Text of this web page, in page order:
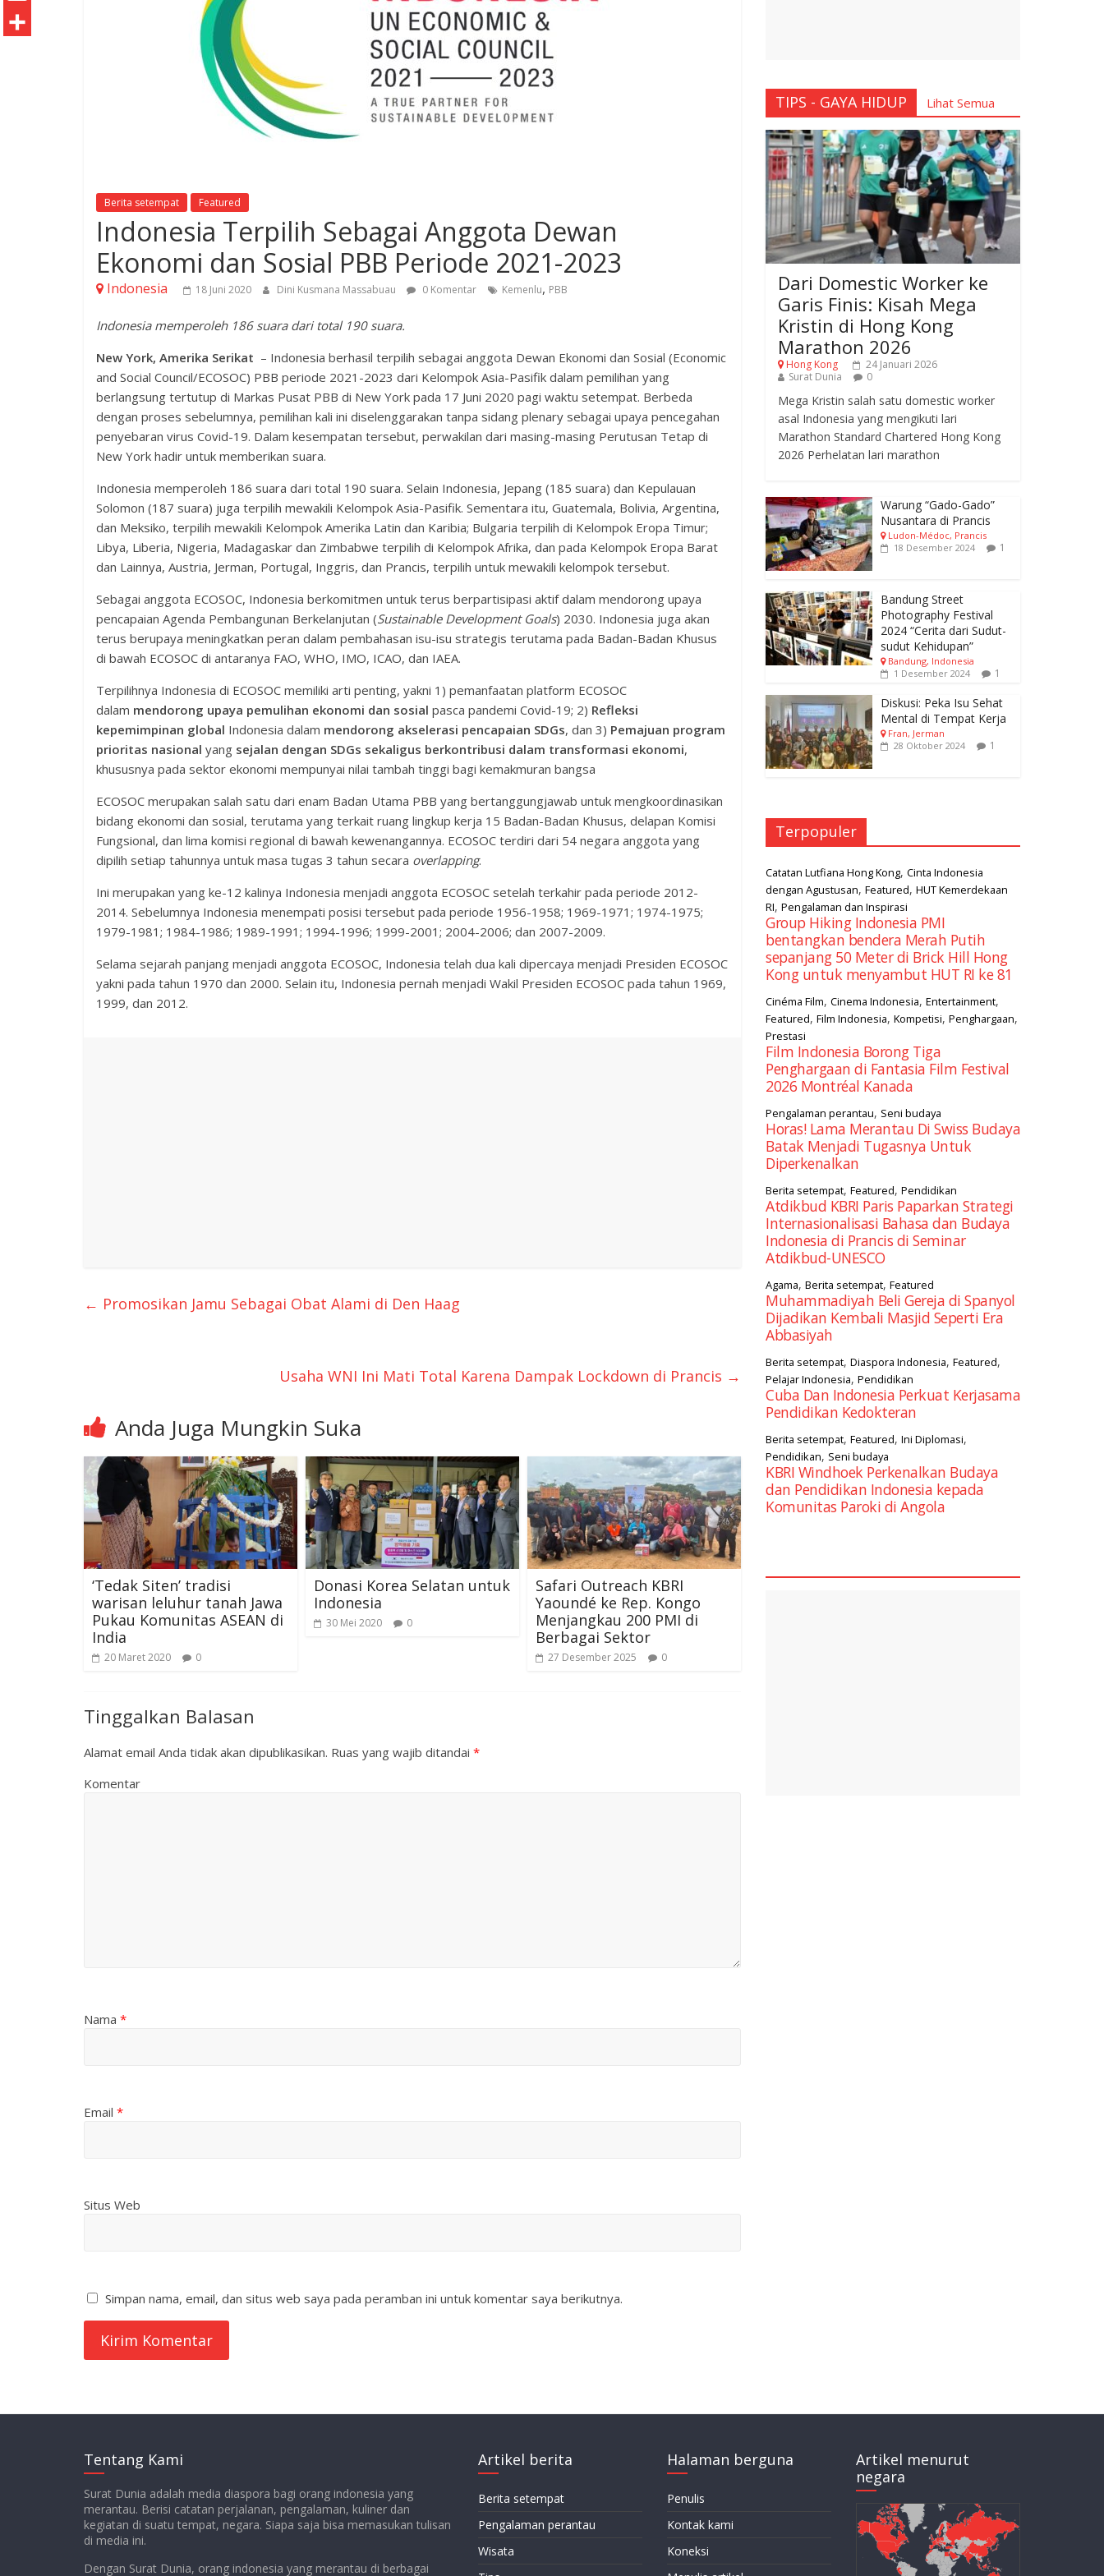
Berita setempat Featured
Indonesia Terpilih Sebagai Anggota Dewan
Ekonomi dan Sosial PBB Periode 2021-2023
Indonesia 18 Juni 2020 Dini Kusmana Massabuau 0 Komentar Kemenlu, PBB
Indonesia memperoleh 186 suara dari total 190 suara.
​New York, Amerika Serikat – Indonesia berhasil terpilih sebagai anggota Dewan Ekonomi dan Sosial (Economic
and Social Council/ECOSOC) PBB periode 2021-2023 dari Kelompok Asia-Pasifik dalam pemilihan yang
berlangsung tertutup di Markas Pusat PBB di New York pada 17 Juni 2020 pagi waktu setempat. Berbeda
dengan proses sebelumnya, pemilihan kali ini diselenggarakan tanpa sidang plenary sebagai upaya pencegahan
penyebaran virus Covid-19. Dalam kesempatan tersebut, perwakilan dari masing-masing Perutusan Tetap di
New York hadir untuk memberikan suara.
Indonesia memperoleh 186 suara dari total 190 suara. Selain Indonesia, Jepang (185 suara) dan Kepulauan
Solomon (187 suara) juga terpilih mewakili Kelompok Asia-Pasifik. Sementara itu, Guatemala, Bolivia, Argentina,
dan Meksiko, terpilih mewakili Kelompok Amerika Latin dan Karibia; Bulgaria terpilih di Kelompok Eropa Timur;
Libya, Liberia, Nigeria, Madagaskar dan Zimbabwe terpilih di Kelompok Afrika, dan pada Kelompok Eropa Barat
dan Lainnya, Austria, Jerman, Portugal, Inggris, dan Prancis, terpilih untuk mewakili kelompok tersebut.
Sebagai anggota ECOSOC, Indonesia berkomitmen untuk terus berpartisipasi aktif dalam mendorong upaya
pencapaian Agenda Pembangunan Berkelanjutan (Sustainable Development Goals) 2030. Indonesia juga akan
terus berupaya meningkatkan peran dalam pembahasan isu-isu strategis terutama pada Badan-Badan Khusus
di bawah ECOSOC di antaranya FAO, WHO, IMO, ICAO, dan IAEA.
Terpilihnya Indonesia di ECOSOC memiliki arti penting, yakni 1) pemanfaatan platform ECOSOC
dalam mendorong upaya pemulihan ekonomi dan sosial pasca pandemi Covid-19; 2) Refleksi
kepemimpinan global Indonesia dalam mendorong akselerasi pencapaian SDGs, dan 3) Pemajuan program
prioritas nasional yang sejalan dengan SDGs sekaligus berkontribusi dalam transformasi ekonomi,
khususnya pada sektor ekonomi mempunyai nilai tambah tinggi bagi kemakmuran bangsa
ECOSOC merupakan salah satu dari enam Badan Utama PBB yang bertanggungjawab untuk mengkoordinasikan
bidang ekonomi dan sosial, terutama yang terkait ruang lingkup kerja 15 Badan-Badan Khusus, delapan Komisi
Fungsional, dan lima komisi regional di bawah kewenangannya. ECOSOC terdiri dari 54 negara anggota yang
dipilih setiap tahunnya untuk masa tugas 3 tahun secara overlapping.
Ini merupakan yang ke-12 kalinya Indonesia menjadi anggota ECOSOC setelah terkahir pada periode 2012-
2014. Sebelumnya Indonesia menempati posisi tersebut pada periode 1956-1958; 1969-1971; 1974-1975;
1979-1981; 1984-1986; 1989-1991; 1994-1996; 1999-2001; 2004-2006; dan 2007-2009.
Selama sejarah panjang menjadi anggota ECOSOC, Indonesia telah dua kali dipercaya menjadi Presiden ECOSOC
yakni pada tahun 1970 dan 2000. Selain itu, Indonesia pernah menjadi Wakil Presiden ECOSOC pada tahun 1969,
1999, dan 2012.
← Promosikan Jamu Sebagai Obat Alami di Den Haag
Usaha WNI Ini Mati Total Karena Dampak Lockdown di Prancis →
Anda Juga Mungkin Suka
‘Tedak Siten’ tradisi
warisan leluhur tanah Jawa
Pukau Komunitas ASEAN di
India
20 Maret 2020 0
Donasi Korea Selatan untuk
Indonesia
30 Mei 2020 0
Safari Outreach KBRI
Yaoundé ke Rep. Kongo
Menjangkau 200 PMI di
Berbagai Sektor
27 Desember 2025 0
Tinggalkan Balasan
Alamat email Anda tidak akan dipublikasikan. Ruas yang wajib ditandai *
Komentar
Nama *
Email *
Situs Web
Simpan nama, email, dan situs web saya pada peramban ini untuk komentar saya berikutnya.
TIPS - GAYA HIDUP Lihat Semua
Dari Domestic Worker ke
Garis Finis: Kisah Mega
Kristin di Hong Kong
Marathon 2026
Hong Kong
24 Januari 2026
Surat Dunia
0
Mega Kristin salah satu domestic worker
asal Indonesia yang mengikuti lari
Marathon Standard Chartered Hong Kong
2026 Perhelatan lari marathon
Warung “Gado-Gado”
Nusantara di Prancis
Ludon-Médoc, Prancis
18 Desember 2024
1
Bandung Street
Photography Festival
2024 “Cerita dari Sudut-
sudut Kehidupan”
Bandung, Indonesia
1 Desember 2024
1
Diskusi: Peka Isu Sehat
Mental di Tempat Kerja
Fran, Jerman
28 Oktober 2024
1
Terpopuler
Catatan Lutfiana Hong Kong, Cinta Indonesia
dengan Agustusan, Featured, HUT Kemerdekaan
RI, Pengalaman dan Inspirasi
Group Hiking Indonesia PMI
bentangkan bendera Merah Putih
sepanjang 50 Meter di Brick Hill Hong
Kong untuk menyambut HUT RI ke 81
Cinéma Film, Cinema Indonesia, Entertainment,
Featured, Film Indonesia, Kompetisi, Penghargaan,
Prestasi
Film Indonesia Borong Tiga
Penghargaan di Fantasia Film Festival
2026 Montréal Kanada
Pengalaman perantau, Seni budaya
Horas! Lama Merantau Di Swiss Budaya
Batak Menjadi Tugasnya Untuk
Diperkenalkan
Berita setempat, Featured, Pendidikan
Atdikbud KBRI Paris Paparkan Strategi
Internasionalisasi Bahasa dan Budaya
Indonesia di Prancis di Seminar
Atdikbud-UNESCO
Agama, Berita setempat, Featured
Muhammadiyah Beli Gereja di Spanyol
Dijadikan Kembali Masjid Seperti Era
Abbasiyah
Berita setempat, Diaspora Indonesia, Featured,
Pelajar Indonesia, Pendidikan
Cuba Dan Indonesia Perkuat Kerjasama
Pendidikan Kedokteran
Berita setempat, Featured, Ini Diplomasi,
Pendidikan, Seni budaya
KBRI Windhoek Perkenalkan Budaya
dan Pendidikan Indonesia kepada
Komunitas Paroki di Angola
Tentang Kami
Surat Dunia adalah media diaspora bagi orang indonesia yang
merantau. Berisi catatan perjalanan, pengalaman, kuliner dan
kegiatan di suatu tempat, negara. Siapa saja bisa memasukan tulisan
di media ini.
Dengan Surat Dunia, orang indonesia yang merantau di berbagai
Artikel berita
Berita setempat
Pengalaman perantau
Wisata
Halaman berguna
Penulis
Kontak kami
Koneksi
Artikel menurut
negara
oknhE